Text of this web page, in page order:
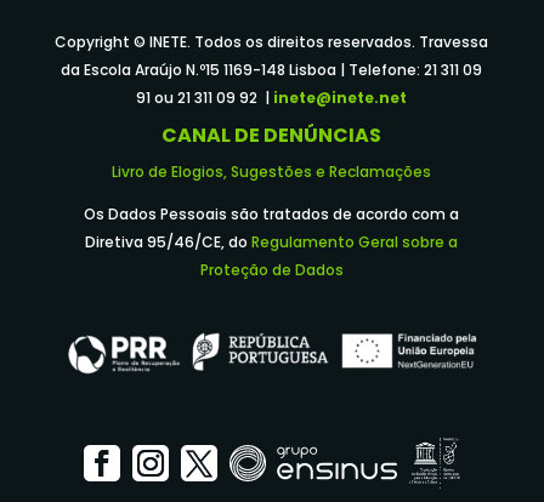
Copyright © INETE. Todos os direitos reservados. Travessa
da Escola Araújo N.º15 1169-148 Lisboa | Telefone: 21 311 09
91 ou 21 311 09 92 | inete@inete.net
CANAL DE DENÚNCIAS
Livro de Elogios, Sugestões e Reclamações
Os Dados Pessoais são tratados de acordo com a
Diretiva 95/46/CE, doRegulamento Geral sobre a
Proteção de Dados